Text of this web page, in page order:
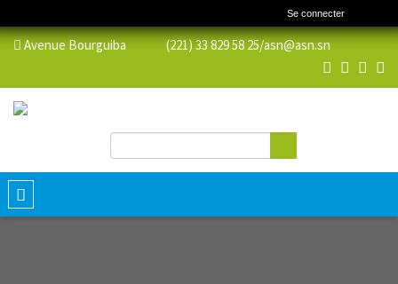
Se connecter
Avenue Bourguiba (221) 33 829 58 25/asn@asn.sn
Formulaire de recherche
Toggle
navigation